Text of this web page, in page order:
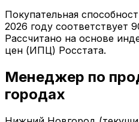
Покупательная
2026 году соответствует
Рассчитано на основе
цен (ИПЦ) Росстата.
Менеджер по
городах